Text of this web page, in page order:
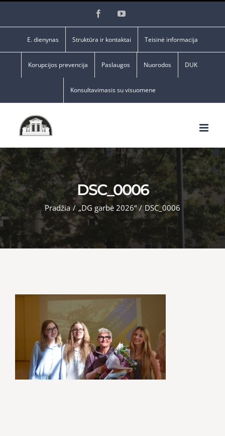
FacebookYouTube
E. dienynas Struktūra ir kontaktai Teisinė informacija
Korupcijos prevencija Paslaugos Nuorodos DUK
Konsultavimasis su visuomene
DSC_0006
Pradžia / „DG garbė 2026“ / DSC_0006